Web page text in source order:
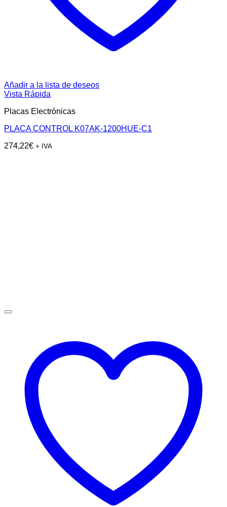
Añadir a la lista de deseos
Vista Rápida
Placas Electrónicas
PLACA CONTROL K07AK-1200HUE-C1
274,22€ + IVA